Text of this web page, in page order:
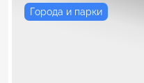
Города и парки